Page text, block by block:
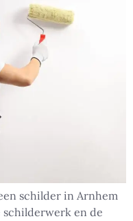
schilder in Arnhem
en de